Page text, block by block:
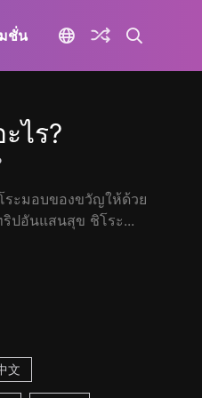
ชั่น
ไร?
ระมอบของขวัญให้ด้วย
ริปอันแสนสุข ชิโระ...
文